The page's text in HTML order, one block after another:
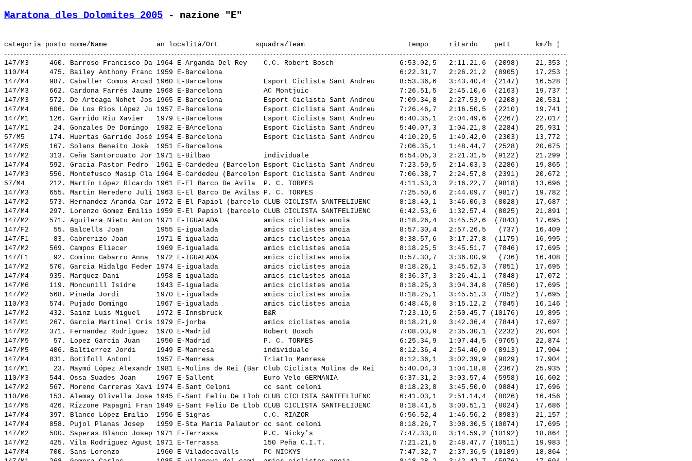
Maratona dles Dolomites 2005 - nazione "E"
147/M3     460. Barroso Francisco Da 1964 E-Arganda Del Rey    C.C. Robert Bosch                6:53.02,5   2:11.21,6  (2098)    21,353 ¦
110/M4     475. Bailey Anthony Franc 1959 E-Barcelona                                           6:22.31,7   2:26.21,2  (8905)    17,253 ¦
147/M4     987. Caballer Comos Arcad 1960 E-Barcelona          Esport Ciclista Sant Andreu      8:53.36,6   3:43.40,4  (2147)    16,528 ¦
147/M3     662. Cardona Farrés Jaume 1968 E-Barcelona          AC Montjuic                      7:26.51,5   2:45.10,6  (2163)    19,737 ¦
147/M3     572. De Arteaga Nohet Jos 1965 E-Barcelona          Esport Ciclista Sant Andreu      7:09.34,8   2:27.53,9  (2208)    20,531 ¦
147/M4     606. De Los Rios Lòpez Ju 1957 E-Barcelona          Esport Ciclista Sant Andreu      7:26.46,7   2:16.50,5  (2210)    19,741 ¦
147/M1     126. Garrido Riu Xavier
1979 E-Barcelona          Esport Ciclista Sant Andreu      6:40.35,1   2:04.49,6  (2267)    22,017 ¦
147/M1      24. Gonzales De Domingo
1982 E-BArcelona          Esport Ciclista Sant Andreu      5:40.07,3   1:04.21,8  (2284)    25,931 ¦
57/M5      174. Huertas Garrido José 1954 E-Barcelona          Esport Ciclista Sant Andreu      4:10.29,5   1:49.42,0  (2303)    13,772 ¦
147/M5     167. Solans Beneito Josè
1951 E-Barcelona                                           7:06.35,1   1:48.44,7  (2528)    20,675 ¦
147/M2     313. Ceña Santorcuato Jor 1971 E-Bilbao             individuale                      6:54.05,3   2:21.31,5  (9122)    21,299 ¦
147/M4     592. Gracia Pastor Pedro
1961 E-Cardedeu (Barcelon Esport Ciclista Sant Andreu      7:23.59,5   2:14.03,3  (2286)    19,865 ¦
147/M3     556. Montefusco Masip Cla 1964 E-Cardedeu (Barcelon Esport Ciclista Sant Andreu      7:06.38,7   2:24.57,8  (2391)    20,672 ¦
57/M4      212. Martín López Ricardo 1961 E-El Barco De Avila  P. C. TORMES                     4:11.53,3   2:16.22,7  (9818)    13,696 ¦
147/M3     655. Martin Heredero Juli 1963 E-El Barco De Avilas P. C. TORMES                     7:25.50,6   2:44.09,7  (9817)    19,782 ¦
147/M2     573. Hernandez Aranda Car 1972 E-El Papiol (barcelo CLUB CICLISTA SANTFELIUENC       8:18.40,1   3:46.06,3  (8028)    17,687 ¦
147/M4     297. Lorenzo Gomez Emilio 1959 E-El Papiol (barcelo CLUB CICLISTA SANTFELIUENC       6:42.53,6   1:32.57,4  (8025)    21,891 ¦
147/M2     571. Aguilera Nieto Anton 1971 E-IGUALADA           amics ciclistes anoia            8:18.26,4   3:45.52,6  (7843)    17,695 ¦
147/F2      55. Balcells Joan
1955 E-igualada           amics ciclistes anoia            8:57.30,4   2:57.26,5   (737)    16,409 ¦
147/F1      83. Cabrerizo Joan
1971 E-igualada           amics ciclistes anoia            8:38.57,6   3:17.27,8  (1175)    16,995 ¦
147/M2     569. Campos Eliecer
1969 E-igualada           amics ciclistes anoia            8:18.25,5   3:45.51,7  (7846)    17,695 ¦
147/F1      92. Comino Gabarro Anna
1972 E-IGUALADA           amics ciclistes anoia            8:57.30,7   3:36.00,9   (736)    16,408 ¦
147/M2     570. Garcia Hidalgo Feder 1974 E-igualada           amics ciclistes anoia            8:18.26,1   3:45.52,3  (7851)    17,695 ¦
147/M4     935. Marquez Dani
1958 E-igualada           amics ciclistes anoia            8:36.37,3   3:26.41,1  (7848)    17,072 ¦
147/M6     119. Moncunill Isidre
1943 E-igualada           amics ciclistes anoia            8:18.25,3   3:04.34,8  (7850)    17,695 ¦
147/M2     568. Pineda Jordi
1970 E-igualada           amics ciclistes anoia            8:18.25,1   3:45.51,3  (7852)    17,695 ¦
110/M3     574. Pujado Domingo
1967 E-igualada           amics ciclistes anoia            6:48.46,0   3:15.12,2  (7845)    16,146 ¦
147/M2     432. Sainz Luis Miguel
1972 E-Innsbruck          B&R                              7:23.19,5   2:50.45,7 (10176)    19,895 ¦
147/M1     267. Garcia Martinel Cris 1979 E-jorba              amics ciclistes anoia            8:18.21,9   3:42.36,4  (7844)    17,697 ¦
147/M2     371. Fernandez Rodriguez
1970 E-Madrid             Robert Bosch                     7:08.03,9   2:35.30,1  (2232)    20,604 ¦
147/M5      57. Lopez García Juan
1950 E-Madrid             P. C. TORMES                     6:25.34,9   1:07.44,5  (9765)    22,874 ¦
147/M5     406. Baltierrez Jordi
1949 E-Manresa            individuale                      8:12.36,4   2:54.46,0  (8913)    17,904 ¦
147/M4     831. Botifoll Antoni
1957 E-Manresa            Triatlo Manresa                  8:12.36,1   3:02.39,9  (9029)    17,904 ¦
147/M1      23. Maymó López Alexandr 1981 E-Molins de Rei (Bar Club Ciclista Molins de Rei      5:40.04,3   1:04.18,8  (2367)    25,935 ¦
110/M3     544. Ossa Suades Joan
1967 E-Sallent            Euro Velo GERMANIA               6:37.31,2   3:03.57,4  (5958)    16,602 ¦
147/M2     567. Moreno Carreras Xavi 1974 E-Sant Celoni        cc sant celoni                   8:18.23,8   3:45.50,0  (9884)    17,696 ¦
110/M6     153. Alemay Olivella Jose 1945 E-Sant Feliu De Llob CLUB CICLISTA SANTFELIUENC       6:41.03,1   2:51.14,4  (8026)    16,456 ¦
147/M5     426. Rizzone Papagni Fran 1949 E-Sant Feliu De Llob CLUB CICLISTA SANTFELIUENC       8:18.41,5   3:00.51,1  (8024)    17,686 ¦
147/M4     397. Blanco López Emilio
1956 E-Sigras             C.C. RIAZOR                      6:56.52,4   1:46.56,2  (8983)    21,157 ¦
147/M4     858. Pujol Planas Josep
1959 E-Sta Maria Palautor cc sant celoni                   8:18.26,7   3:08.30,5 (10074)    17,695 ¦
147/M2     500. Saperas Blanco Josep 1971 E-Terrassa           P.C. Nicky's                     7:47.33,0   3:14.59,2 (10192)    18,864 ¦
147/M2     425. Vila Rodriguez Agust 1971 E-Terrassa           150 Peña C.I.T.                  7:21.21,5   2:48.47,7 (10511)    19,983 ¦
147/M4     700. Sans Lorenzo
1960 E-Viladecavalls      PC NICKYS                        7:47.32,7   2:37.36,5 (10189)    18,864 ¦